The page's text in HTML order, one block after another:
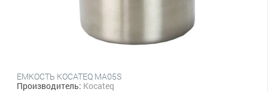
ЕМКОСТЬ KOCATEQ MA05S
Производитель: Kocateq